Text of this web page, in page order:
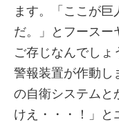
ます。「ここが
だ。」とフースー
ご存じなんでしょ
警報装置が作動し
の自衛システムと
けえ・・・！」と